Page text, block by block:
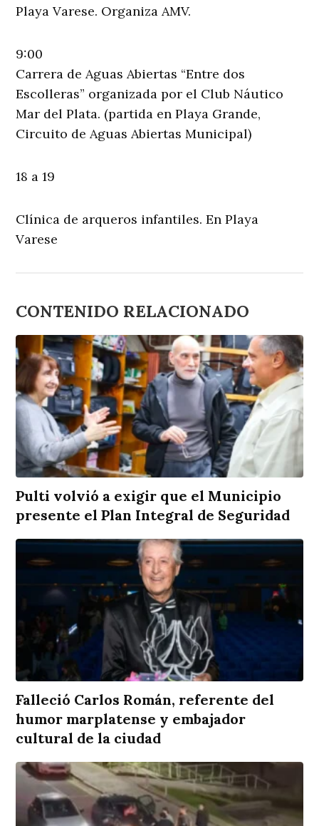
Playa Varese. Organiza AMV.
9:00
Carrera de Aguas Abiertas “Entre dos
Escolleras” organizada por el Club Náutico
Mar del Plata. (partida en Playa Grande,
Circuito de Aguas Abiertas Municipal)
18 a 19
Clínica de arqueros infantiles. En Playa
Varese
CONTENIDO RELACIONADO
Pulti volvió a exigir que el Municipio
presente el Plan Integral de Seguridad
Falleció Carlos Román, referente del
humor marplatense y embajador
cultural de la ciudad